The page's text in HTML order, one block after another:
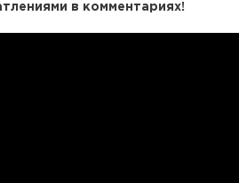
в комментариях!